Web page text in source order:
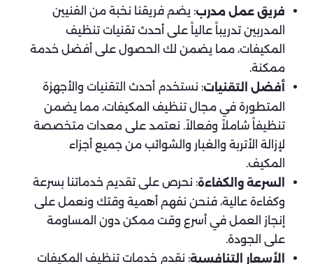
فريق عمل مدرب: يضم فريقنا نخبة من الفنيين
المدربين تدريباً عالياً على أحدث تقنيات تنظيف
المكيفات، مما يضمن لك الحصول على أفضل خدمة
ممكنة.
أفضل التقنيات: نستخدم أحدث التقنيات والأجهزة
المتطورة في مجال تنظيف المكيفات، مما يضمن
تنظيفاً شاملاً وفعالاً. نعتمد على معدات متخصصة
لإزالة الأتربة والغبار والشوائب من جميع أجزاء
المكيف.
السرعة والكفاءة: نحرص على تقديم خدماتنا بسرعة
وكفاءة عالية، فنحن نفهم أهمية وقتك ونعمل على
إنجاز العمل في أسرع وقت ممكن دون المساومة
على الجودة.
الأسعار التنافسية: نقدم خدمات تنظيف المكيفات